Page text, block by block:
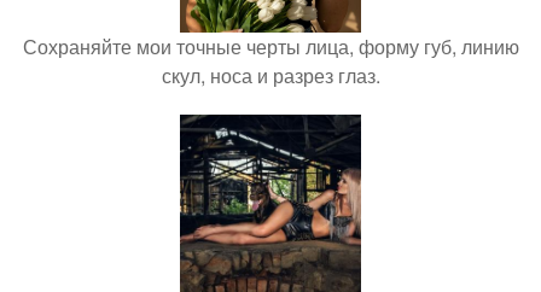
Сохраняйте мои точные черты лица, форму губ, линию
скул, носа и разрез глаз.